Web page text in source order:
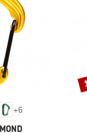
+6